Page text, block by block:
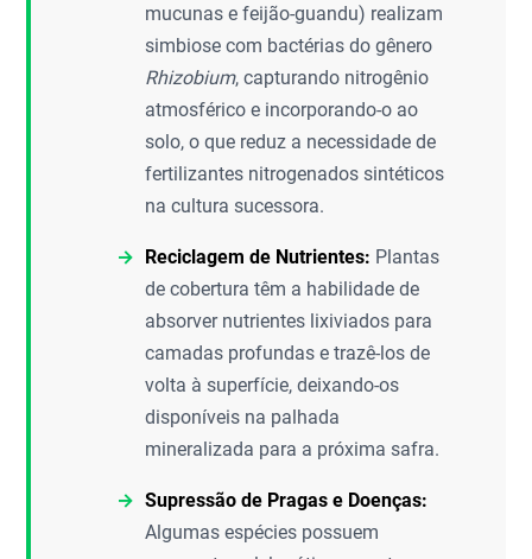
mucunas e feijão-guandu) realizam
simbiose com bactérias do gênero
Rhizobium, capturando nitrogênio
atmosférico e incorporando-o ao
solo, o que reduz a necessidade de
fertilizantes nitrogenados sintéticos
na cultura sucessora.
Reciclagem de Nutrientes: Plantas
de cobertura têm a habilidade de
absorver nutrientes lixiviados para
camadas profundas e trazê-los de
volta à superfície, deixando-os
disponíveis na palhada
mineralizada para a próxima safra.
Supressão de Pragas e Doenças:
Algumas espécies possuem